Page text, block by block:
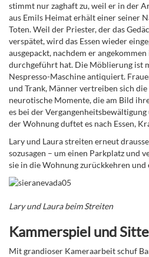
stimmt nur zaghaft zu, weil er in der
aus Emils Heimat erhält einer seiner
Toten. Weil der Priester, der das
verspätet, wird das Essen wieder
ausgepackt, nachdem er
durchgeführt hat. Die Möblierung ist
Nespresso-Maschine antiquiert.
und Trank, Männer vertreiben sich die
neurotische Momente, die am Bild
es bei der
der Wohnung duftet es nach Essen,
Lary und Laura streiten erneut
sozusagen – um einen Parkplatz und
sie in die Wohnung zurückkehren und
Lary und Laura beim Streiten
Kammerspiel und
Mit grandioser Kameraarbeit schuf